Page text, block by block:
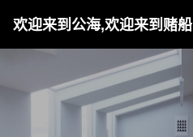
欢迎来到公海,欢迎来到赌船